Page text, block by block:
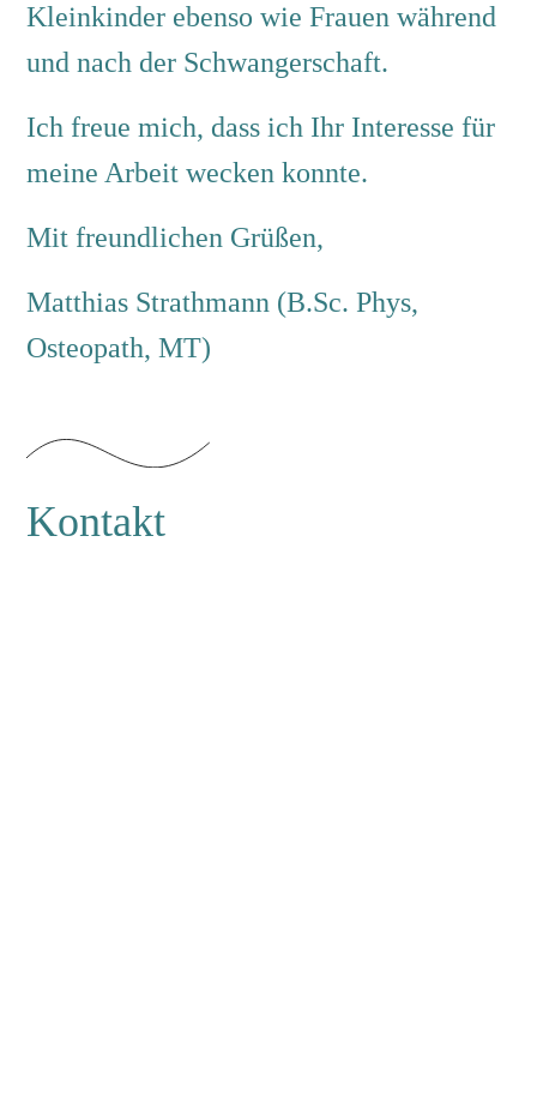
Kleinkinder ebenso wie Frauen während
und nach der Schwangerschaft.
Ich freue mich, dass ich Ihr Interesse für
meine Arbeit wecken konnte.
Mit freundlichen Grüßen,
Matthias Strathmann (B.Sc. Phys,
Osteopath, MT)
Kontakt